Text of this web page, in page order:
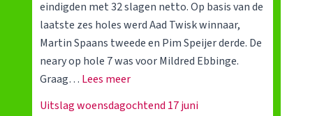
o
e
n
s
a
eindigden met 32 slagen netto. Op basis van de
laatste zes holes werd Aad Twisk winnaar,
Martin Spaans tweede en Pim Speijer derde. De
neary op hole 7 was voor Mildred Ebbinge.
Graag… Lees meer:
Uitslag woensdagochtend 17 juni